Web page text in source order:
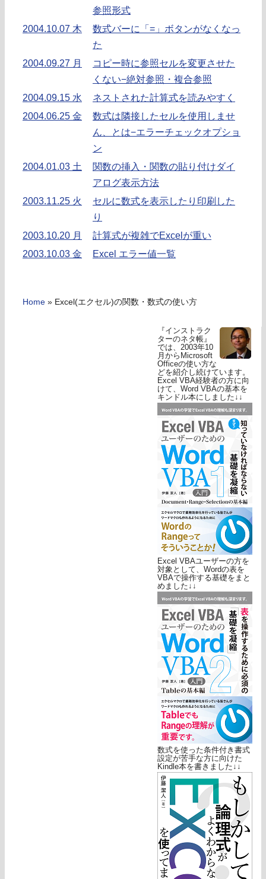
参照形式
2004.10.07 木
数式バーに「=」ボタンがなくなっ
た
2004.09.27 月
コピー時に参照セルを変更させた
くない−絶対参照・複合参照
2004.09.15 水
ネストされた計算式を読みやすく
2004.06.25 金
数式は隣接したセルを使用しませ
ん、とは−エラーチェックオプショ
ン
2004.01.03 土
関数の挿入・関数の貼り付けダイ
アログ表示方法
2003.11.25 火
セルに数式を表示したり印刷した
り
2003.10.20 月
計算式が複雑でExcelが重い
2003.10.03 金
Excel エラー値一覧
Home » Excel(エクセル)の関数・数式の使い方
『インストラク
ターのネタ帳』
では、2003年10
月からMicrosoft
Officeの使い方な
どを紹介し続けています。
Excel VBA経験者の方に向
けて、Word VBAの基本を
キンドル本にしました↓↓
Excel VBAユーザーの方を
対象として、Wordの表を
VBAで操作する基礎をまと
めました↓↓
数式を使った条件付き書式
設定が苦手な方に向けた
Kindle本を書きました↓↓